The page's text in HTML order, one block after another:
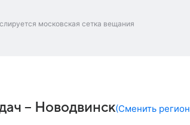
московская сетка вещания
– Новодвинск(Сменить регион